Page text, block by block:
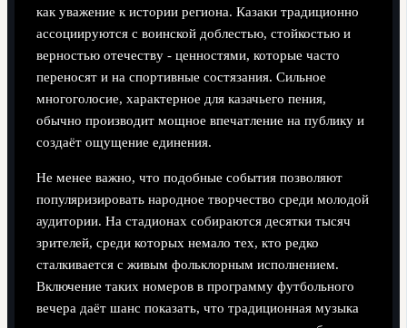
как уважение к истории региона. Казаки традиционно
ассоциируются с воинской доблестью, стойкостью и
верностью отечеству - ценностями, которые часто
переносят и на спортивные состязания. Сильное
многоголосие, характерное для казачьего пения,
обычно производит мощное впечатление на публику и
создаёт ощущение единения.
Не менее важно, что подобные события позволяют
популяризировать народное творчество среди молодой
аудитории. На стадионах собираются десятки тысяч
зрителей, среди которых немало тех, кто редко
сталкивается с живым фольклорным исполнением.
Включение таких номеров в программу футбольного
вечера даёт шанс показать, что традиционная музыка